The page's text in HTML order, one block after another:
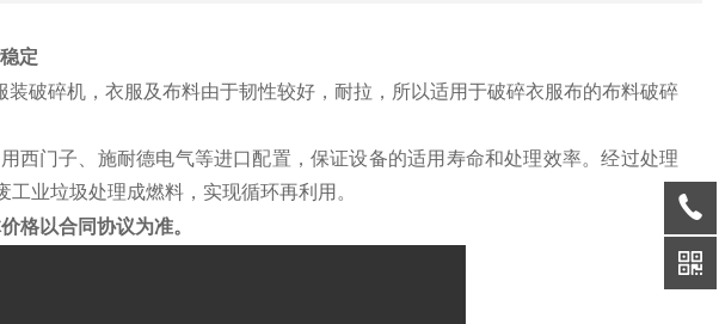
定
破碎机，衣服及布料由于韧性较好，耐拉，所以适用于破碎衣服布的布料破碎
西门子、施耐德电气等进口配置，保证设备的适用寿命和处理效率。经过处理
业垃圾处理成燃料，实现循环再利用。
格以合同协议为准。